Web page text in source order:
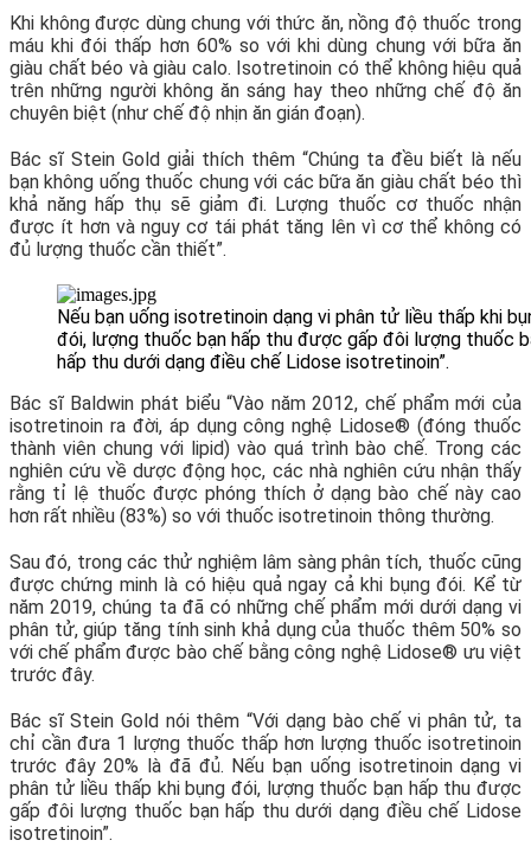
Khi không được dùng chung với thức ăn, nồng độ thuốc trong
máu khi đói thấp hơn 60% so với khi dùng chung với bữa ăn
giàu chất béo và giàu calo. Isotretinoin có thể không hiệu quả
trên những người không ăn sáng hay theo những chế độ ăn
chuyên biệt (như chế độ nhịn ăn gián đoạn).
Bác sĩ Stein Gold giải thích thêm “Chúng ta đều biết là nếu
bạn không uống thuốc chung với các bữa ăn giàu chất béo thì
khả năng hấp thụ sẽ giảm đi. Lượng thuốc cơ thuốc nhận
được ít hơn và nguy cơ tái phát tăng lên vì cơ thể không có
đủ lượng thuốc cần thiết”.
Nếu bạn uống isotretinoin dạng vi phân tử liều thấp khi
đói, lượng thuốc bạn hấp thu được gấp đôi lượng thuốc
hấp thu dưới dạng điều chế Lidose isotretinoin”.
Bác sĩ Baldwin phát biểu “Vào năm 2012, chế phẩm mới của
isotretinoin ra đời, áp dụng công nghệ Lidose® (đóng thuốc
thành viên chung với lipid) vào quá trình bào chế. Trong các
nghiên cứu về dược động học, các nhà nghiên cứu nhận thấy
rằng tỉ lệ thuốc được phóng thích ở dạng bào chế này cao
hơn rất nhiều (83%) so với thuốc isotretinoin thông thường.
Sau đó, trong các thử nghiệm lâm sàng phân tích, thuốc cũng
được chứng minh là có hiệu quả ngay cả khi bụng đói. Kể từ
năm 2019, chúng ta đã có những chế phẩm mới dưới dạng vi
phân tử, giúp tăng tính sinh khả dụng của thuốc thêm 50% so
với chế phẩm được bào chế bằng công nghệ Lidose® ưu việt
trước đây.
Bác sĩ Stein Gold nói thêm “Với dạng bào chế vi phân tử, ta
chỉ cần đưa 1 lượng thuốc thấp hơn lượng thuốc isotretinoin
trước đây 20% là đã đủ. Nếu bạn uống isotretinoin dạng vi
phân tử liều thấp khi bụng đói, lượng thuốc bạn hấp thu được
gấp đôi lượng thuốc bạn hấp thu dưới dạng điều chế Lidose
isotretinoin”.